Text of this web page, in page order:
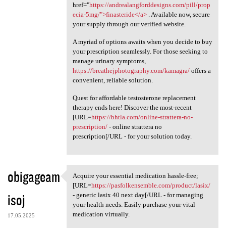
href="https://andrealangforddesigns.com/pill/prop
ecia-5mg/">finasteride</a>. Available now, secure
your supply through our verified website.
A myriad of options awaits when you decide to buy
your prescription seamlessly. For those seeking to
manage urinary symptoms,
https://breathejphotography.com/kamagra/offers a
convenient, reliable solution.
Quest for affordable testosterone replacement
therapy ends here! Discover the most-recent
[URL=https://bhtla.com/online-strattera-no-
prescription/- online strattera no
prescription[/URL - for your solution today.
obigageam
isoj
17.05.2025
Acquire your essential
Acquire your essential medication hassle-free;
[URL=https://pasfolkensemble.com/product/lasix/
- generic lasix 40 next day[/URL - for managing
your health needs. Easily purchase your vital
medication virtually.